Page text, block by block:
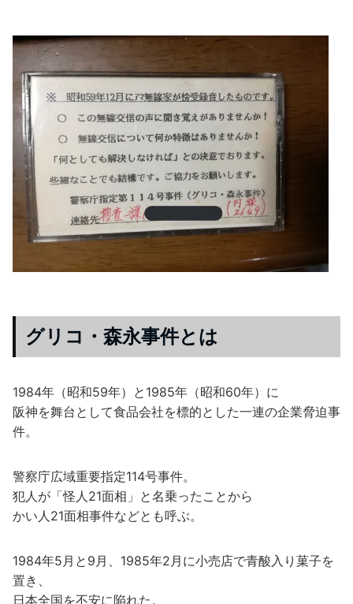
グリコ・森永事件とは
1984年（昭和59年）と1985年（昭和60年）に
阪神を舞台として食品会社を標的とした一連の企業脅迫事
件。
警察庁広域重要指定114号事件。
犯人が「怪人21面相」と名乗ったことから
かい人21面相事件などとも呼ぶ。
1984年5月と9月、1985年2月に小売店で青酸入り菓子を
置き、
日本全国を不安に陥れた。